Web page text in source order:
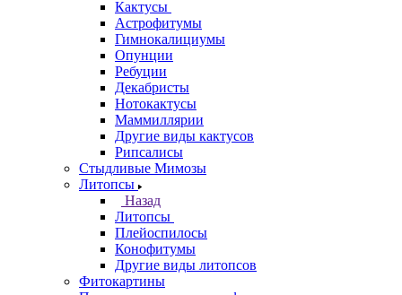
Кактусы
Астрофитумы
Гимнокалициумы
Опунции
Ребуции
Декабристы
Нотокактусы
Маммиллярии
Другие виды кактусов
Рипсалисы
Стыдливые Мимозы
Литопсы
Назад
Литопсы
Плейоспилосы
Конофитумы
Другие виды литопсов
Фитокартины